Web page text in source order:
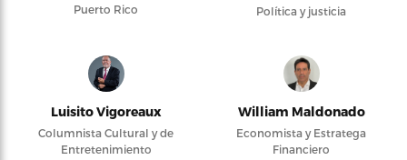
Puerto Rico
Política y justicia
Luisito Vigoreaux
Columnista Cultural y de
Entretenimiento
William Maldonado
Economista y Estratega
Financiero